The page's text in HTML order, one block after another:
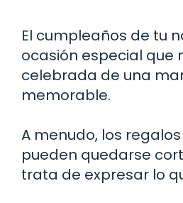
El cumpleaños de tu
ocasión especial que
celebrada de una
memorable.
A menudo, los
pueden quedarse
trata de expresar lo